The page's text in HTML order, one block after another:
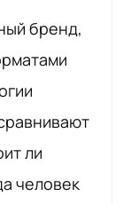
бренд,
ли
человек